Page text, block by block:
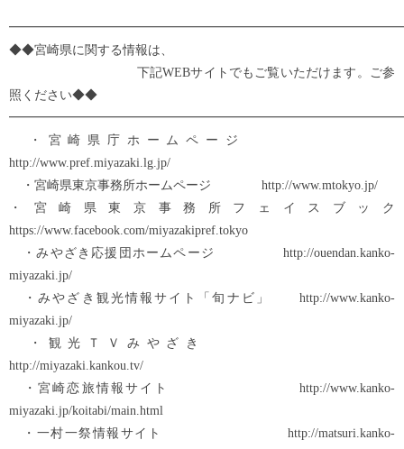
◆◆宮崎県に関する情報は、
下記WEBサイトでもご覧いただけます。ご参
照ください◆◆
・宮崎県庁ホームページ
http://www.pref.miyazaki.lg.jp/
・宮崎県東京事務所ホームページ http://www.mtokyo.jp/
・宮崎県東京事務所フェイスブック
https://www.facebook.com/miyazakipref.tokyo
・みやざき応援団ホームページ http://ouendan.kanko-
miyazaki.jp/
・みやざき観光情報サイト「旬ナビ」 http://www.kanko-
miyazaki.jp/
・観光ＴＶみやざき
http://miyazaki.kankou.tv/
・宮崎恋旅情報サイト http://www.kanko-
miyazaki.jp/koitabi/main.html
・一村一祭情報サイト http://matsuri.kanko-